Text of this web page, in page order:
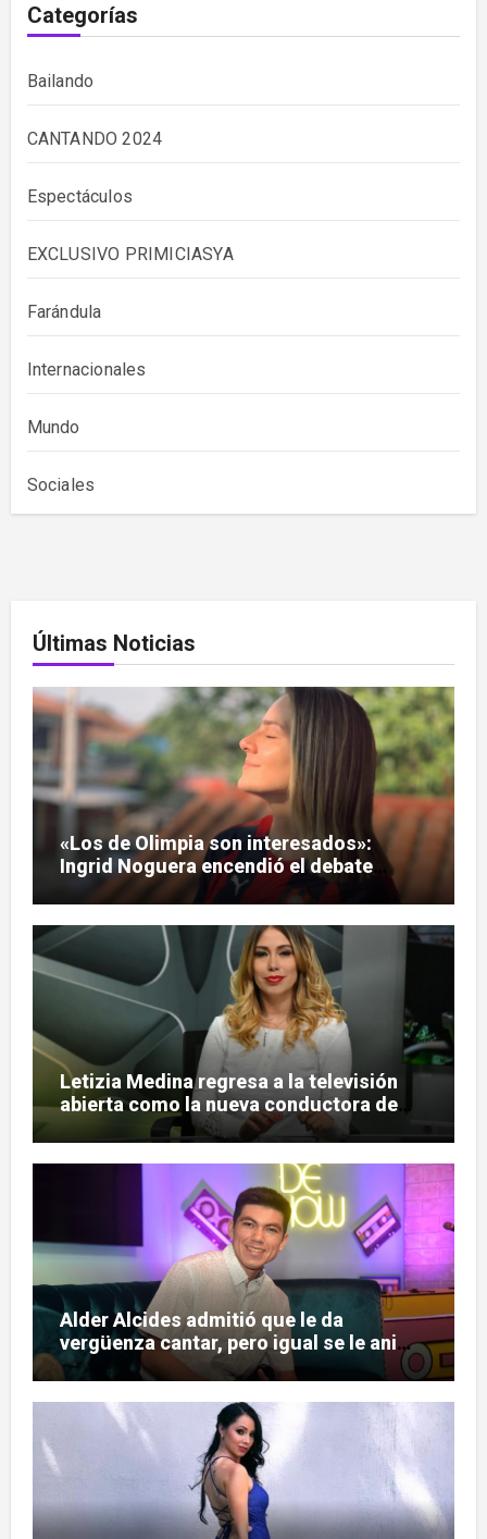
Categorías
Bailando
CANTANDO 2024
Espectáculos
EXCLUSIVO PRIMICIASYA
Farándula
Internacionales
Mundo
Sociales
Últimas Noticias
«Los de Olimpia son interesados»:
Ingrid Noguera encendió el debate
sobre las hinchadas
Letizia Medina regresa a la televisión
abierta como la nueva conductora de
«Pulso Urbano»
Alder Alcides admitió que le da
vergüenza cantar, pero igual se le animó
a Soda Stereo